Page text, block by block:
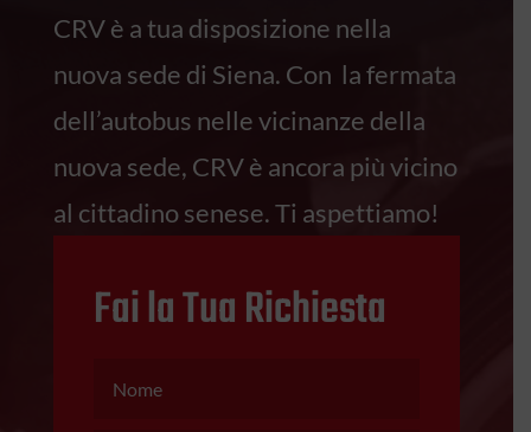
CRV è a tua disposizione nella
nuova sede di Siena. Con la fermata
dell’autobus nelle vicinanze della
nuova sede, CRV è ancora più vicino
al cittadino senese. Ti aspettiamo!
Fai la Tua Richiesta